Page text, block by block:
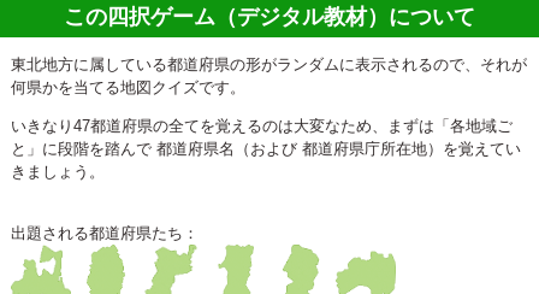
この四択ゲーム（デジタル教材）について
東北地方に属している都道府県の形がランダムに表示されるので、それが
何県かを当てる地図クイズです。
いきなり47都道府県の全てを覚えるのは大変なため、まずは「各地域ご
と」に段階を踏んで 都道府県名（および 都道府県庁所在地）を覚えてい
きましょう。
出題される都道府県たち：